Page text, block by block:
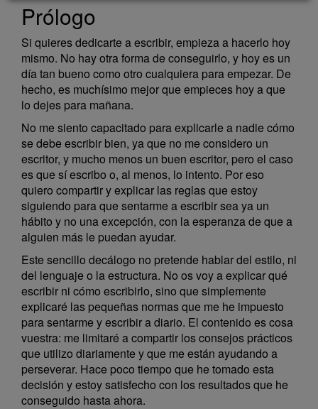
Prólogo
Si quieres dedicarte a escribir, empieza a hacerlo hoy
mismo. No hay otra forma de conseguirlo, y hoy es un
día tan bueno como otro cualquiera para empezar. De
hecho, es muchísimo mejor que empieces hoy a que
lo dejes para mañana.
No me siento capacitado para explicarle a nadie cómo
se debe escribir bien, ya que no me considero un
escritor, y mucho menos un buen escritor, pero el caso
es que sí escribo o, al menos, lo intento. Por eso
quiero compartir y explicar las reglas que estoy
siguiendo para que sentarme a escribir sea ya un
hábito y no una excepción, con la esperanza de que a
alguien más le puedan ayudar.
Este sencillo decálogo no pretende hablar del estilo, ni
del lenguaje o la estructura. No os voy a explicar qué
escribir ni cómo escribirlo, sino que simplemente
explicaré las pequeñas normas que me he impuesto
para sentarme y escribir a diario. El contenido es cosa
vuestra: me limitaré a compartir los consejos prácticos
que utilizo diariamente y que me están ayudando a
perseverar. Hace poco tiempo que he tomado esta
decisión y estoy satisfecho con los resultados que he
conseguido hasta ahora.